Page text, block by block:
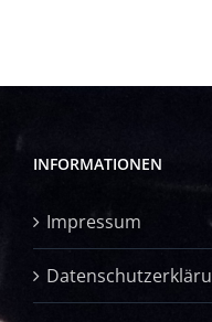
INFORMATIONEN
Impressum